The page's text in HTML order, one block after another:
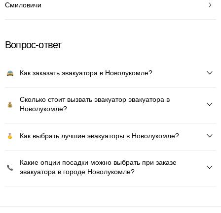
Смиловичи
Вопрос-ответ
Как заказать эвакуатора в Новолукомле?
Сколько стоит вызвать эвакуатор эвакуатора в
Новолукомле?
Как выбрать лучшие эвакуаторы в Новолукомле?
Какие опции посадки можно выбрать при заказе
эвакуатора в городе Новолукомле?